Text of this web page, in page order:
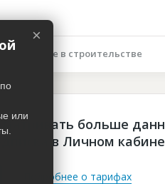
Участие в строительстве
больше
в Личном
Подробнее о тарифах
×
или